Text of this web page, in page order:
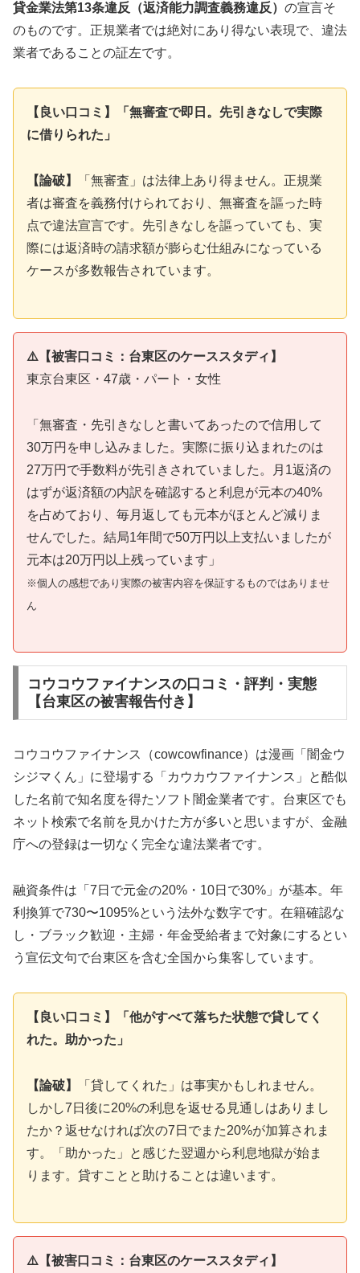
貸金業法第13条違反（返済能力調査義務違反） の宣言そ
のものです。正規業者では絶対にあり得ない表現で、違法
業者であることの証左です。
【良い口コミ】「無審査で即日。先引きなしで実際
に借りられた」
【論破】
「無審査」は法律上あり得ません。正規業
者は審査を義務付けられており、無審査を謳った時
点で違法宣言です。先引きなしを謳っていても、実
際には返済時の請求額が膨らむ仕組みになっている
ケースが多数報告されています。
⚠️【被害口コミ：台東区のケーススタディ】
東京台東区・47歳・パート・女性
「無審査・先引きなしと書いてあったので信用して
30万円を申し込みました。実際に振り込まれたのは
27万円で手数料が先引きされていました。月1返済の
はずが返済額の内訳を確認すると利息が元本の40%
を占めており、毎月返しても元本がほとんど減りま
せんでした。結局1年間で50万円以上支払いましたが
元本は20万円以上残っています」
※個人の感想であり実際の被害内容を保証するものではありませ
ん
コウコウファイナンスの口コミ・評判・実態
【台東区の被害報告付き】
コウコウファイナンス（cowcowfinance）は漫画「闇金ウ
シジマくん」に登場する「カウカウファイナンス」と酷似
した名前で知名度を得たソフト闇金業者です。台東区でも
ネット検索で名前を見かけた方が多いと思いますが、金融
庁への登録は一切なく完全な違法業者です。
融資条件は「7日で元金の20%・10日で30%」が基本。年
利換算で730〜1095%という法外な数字です。在籍確認な
し・ブラック歓迎・主婦・年金受給者まで対象にするとい
う宣伝文句で台東区を含む全国から集客しています。
【良い口コミ】「他がすべて落ちた状態で貸してく
れた。助かった」
【論破】
「貸してくれた」は事実かもしれません。
しかし7日後に20%の利息を返せる見通しはありまし
たか？返せなければ次の7日でまた20%が加算されま
す。「助かった」と感じた翌週から利息地獄が始ま
ります。貸すことと助けることは違います。
⚠️【被害口コミ：台東区のケーススタディ】